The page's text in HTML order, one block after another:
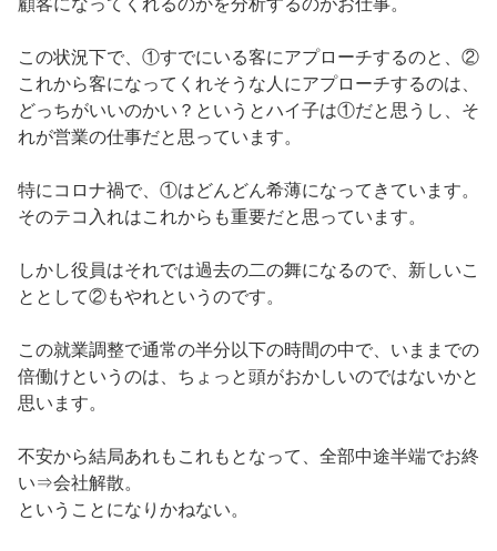
この状況下で、①すでにいる客にアプローチするのと、②
これから客になってくれそうな人にアプローチするのは、
どっちがいいのかい？というとハイ子は①だと思うし、そ
れが営業の仕事だと思っています。
特にコロナ禍で、①はどんどん希薄になってきています。
そのテコ入れはこれからも重要だと思っています。
しかし役員はそれでは過去の二の舞になるので、新しいこ
ととして②もやれというのです。
この就業調整で通常の半分以下の時間の中で、いままでの
倍働けというのは、ちょっと頭がおかしいのではないかと
思います。
不安から結局あれもこれもとなって、全部中途半端でお終
い⇒会社解散。
ということになりかねない。